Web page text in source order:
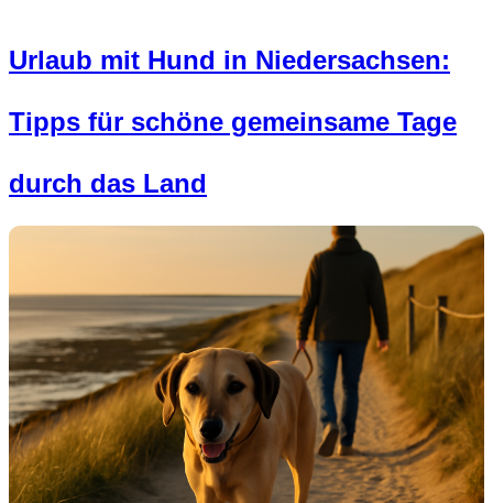
Urlaub mit Hund in Niedersachsen:
Tipps für schöne gemeinsame Tage
durch das Land